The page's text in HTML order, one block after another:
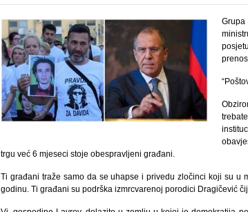
trgu već 6 mjeseci stoje obespravljeni građani.
Ti građani traže samo da se uhapse i privedu zločinci koji su u
godinu. Ti građani su podrška izmrcvarenoj porodici Dragičević